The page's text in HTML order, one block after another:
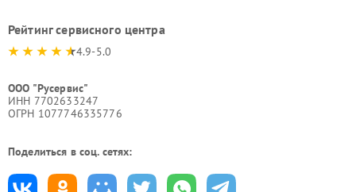
Рейтинг сервисного центра
4.9-5.0
ООО "Русервис"
ИНН 7702633247
ОГРН 1077746335776
Поделиться в соц. сетях: